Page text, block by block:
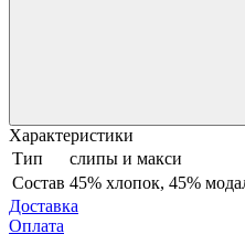
Характеристики
Тип
слипы и макси
Состав 45% хлопок, 45%
Доставка
Оплата